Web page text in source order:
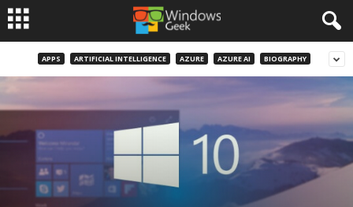
APPS ARTIFICIAL INTELLIGENCE AZURE AZURE AI BIOGRAPHY